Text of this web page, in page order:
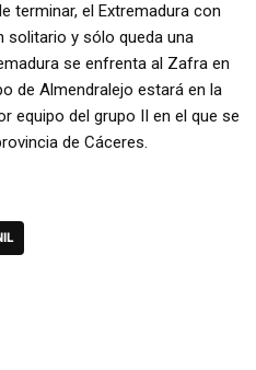
terminar, el Extremadura con
solitario y sólo queda una
se enfrenta al Zafra en
de Almendralejo estará en la
equipo del grupo II en el que se
de Cáceres.